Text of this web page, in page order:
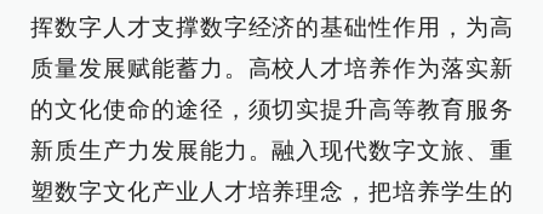
挥数字人才支撑数字经济的基础性作用，为高
质量发展赋能蓄力。高校人才培养作为落实新
的文化使命的途径，须切实提升高等教育服务
新质生产力发展能力。融入现代数字文旅、重
塑数字文化产业人才培养理念，把培养学生的